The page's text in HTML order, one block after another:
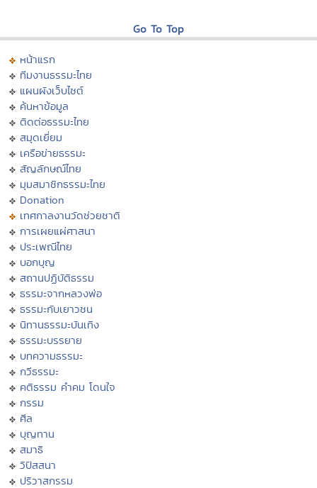
Go To Top
หน้าแรก
ทีมงานธรรมะไทย
แผนผังเว็บไซต์
ค้นหาข้อมูล
ติดต่อธรรมะไทย
สมุดเยี่ยม
เครือข่ายธรรมะ
สัญลักษณ์ไทย
มุมสมาชิกธรรมะไทย
Donation
เทศกาลงานวัดช่วยชาติ
การเผยแผ่ศาสนา
ประเพณีไทย
บอกบุญ
สถานปฏิบัติธรรม
ธรรมะจากหลวงพ่อ
ธรรมะกับเยาวชน
นิทานธรรมะบันเทิง
ธรรมะบรรยาย
บทความธรรมะ
กวีธรรมะ
คติธรรม คำคม โดนใจ
กรรม
ศีล
บุญทาน
สมาธิ
วิปัสสนา
ปริวาสกรรม